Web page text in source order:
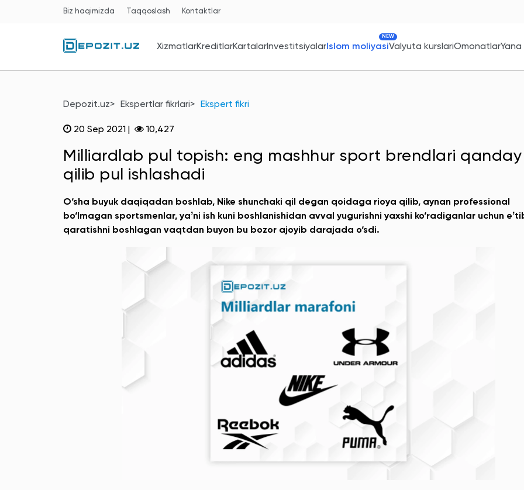
Biz haqimizda Taqqoslash Kontaktlar
XizmatlarKreditlarKartalarInvestitsiyalarIslom moliyasi
NEW
Valyuta kurslariOmonatlarYana
Depozit.uz Ekspertlar fikrlari Ekspert fikri
20 Sep 2021 10,427
Milliardlab pul topish: eng mashhur sport brendlari qanday
qilib pul ishlashadi
O‘sha buyuk daqiqadan boshlab, Nike shunchaki qil degan qoidaga rioya qilib, aynan professional
bo‘lmagan sportsmenlar, yaʼni ish kuni boshlanishidan avval yugurishni yaxshi ko‘radiganlar uchun
qaratishni boshlagan vaqtdan buyon bu bozor ajoyib darajada o‘sdi.